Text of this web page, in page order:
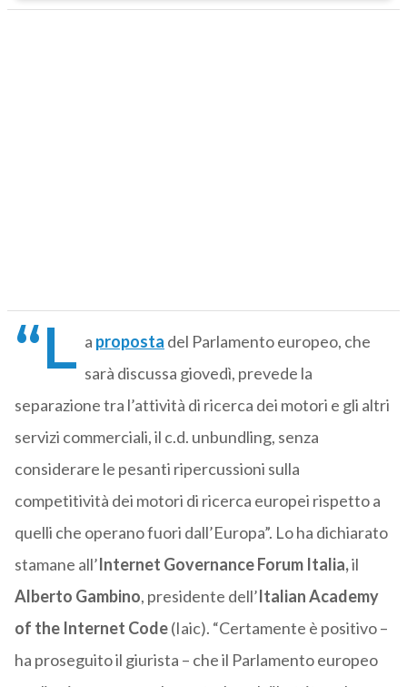
“L a proposta del Parlamento europeo, che
sarà discussa giovedì, prevede la
separazione tra l’attività di ricerca dei motori e gli altri
servizi commerciali, il c.d. unbundling, senza
considerare le pesanti ripercussioni sulla
competitività dei motori di ricerca europei rispetto a
quelli che operano fuori dall’Europa”. Lo ha dichiarato
stamane all’Internet Governance Forum Italia,il
Alberto Gambino, presidente dell’Italian Academy
of the Internet Code(Iaic). “Certamente è positivo –
ha proseguito il giurista – che il Parlamento europeo